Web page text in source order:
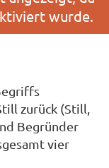
zurück (Still,
Begründer
vier